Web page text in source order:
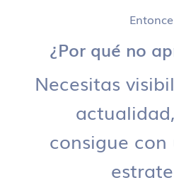
¿Por qué no
Necesitas
consigue